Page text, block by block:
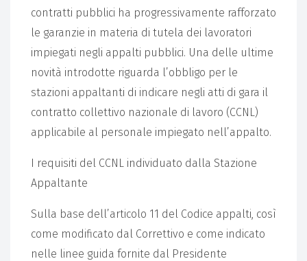
contratti pubblici ha progressivamente rafforzato
le garanzie in materia di tutela dei lavoratori
impiegati negli appalti pubblici. Una delle ultime
novità introdotte riguarda l’obbligo per le
stazioni appaltanti di indicare negli atti di gara il
contratto collettivo nazionale di lavoro (CCNL)
applicabile al personale impiegato nell’appalto.
I requisiti del CCNL individuato dalla Stazione
Appaltante
Sulla base dell’articolo 11 del Codice appalti, così
come modificato dal Correttivo e come indicato
nelle linee guida fornite dal Presidente